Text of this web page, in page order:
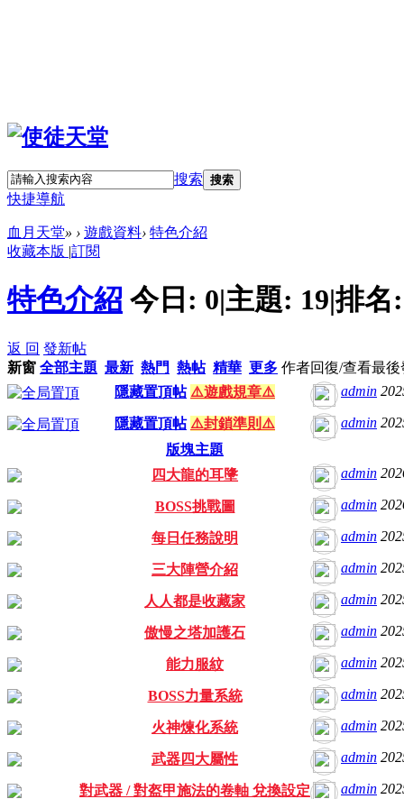
搜索 搜索
快捷導航
血月天堂» › 遊戲資料› 特色介紹
收藏本版 |訂閱
特色介紹 今日: 0|主題: 19|排
返 回 發新帖
新窗 全部主題 最新 熱門 熱帖 精華 更多 作者回復/查看最後
隱藏置頂帖 ⚠️遊戲規章⚠️ admin
隱藏置頂帖 ⚠️封鎖準則⚠️ admin
版塊主題
四大龍的耳墬
admin
BOSS挑戰圖 admin
每日任務說明 admin
三大陣營介紹 admin
人人都是收藏家 admin
傲慢之塔加護石 admin
能力服紋 admin
BOSS力量系統 admin
火神煉化系統 admin
武器四大屬性 admin
對武器 / 對盔甲施法的卷軸 兌換設定 admin